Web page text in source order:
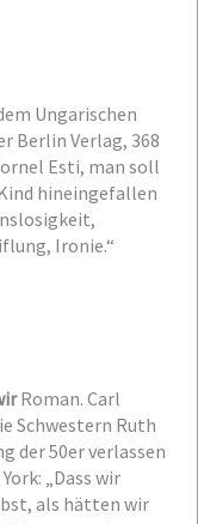
Ungarischen
Berlin Verlag, 368
Esti, man soll
hineingefallen
Ironie.“
Roman. Carl
Schwestern Ruth
der 50er verlassen
„Dass wir
als hätten wir